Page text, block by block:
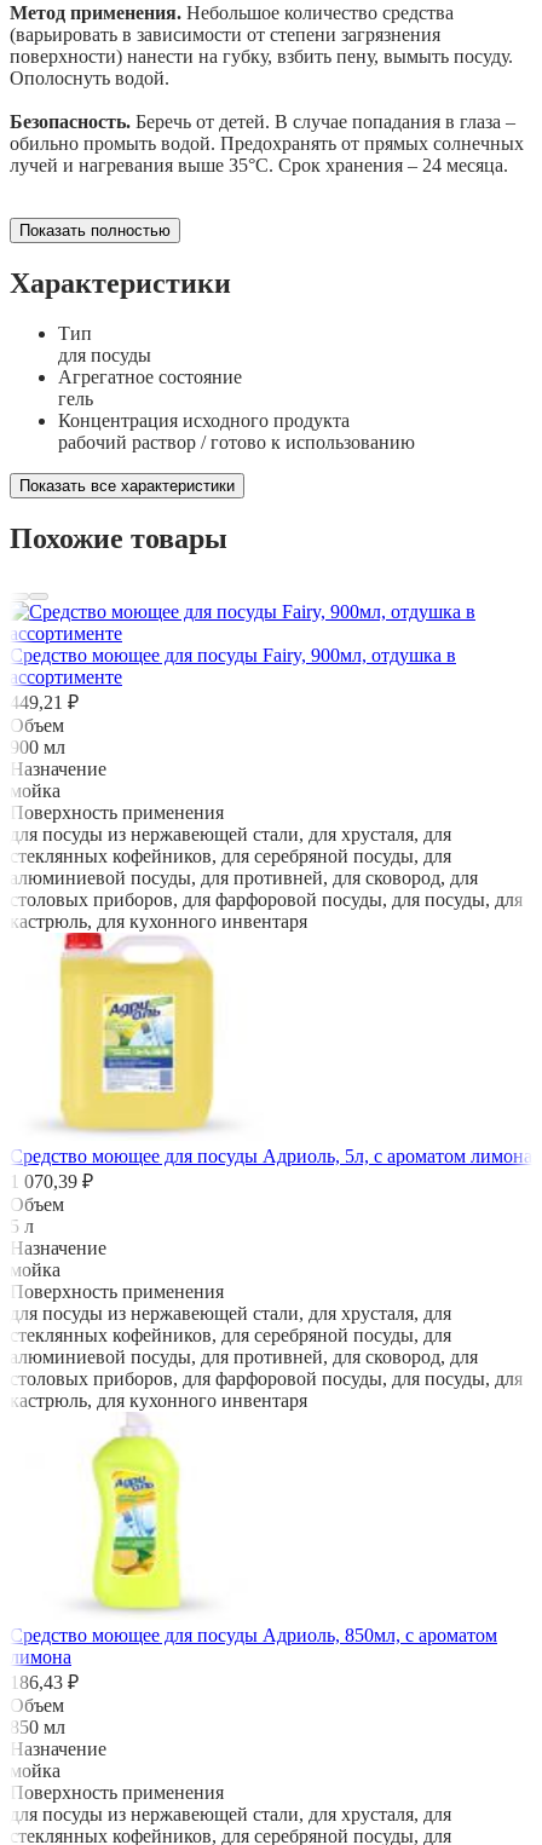
Метод применения. Небольшое количество средства
(варьировать в зависимости от степени загрязнения
поверхности) нанести на губку, взбить пену, вымыть посуду.
Ополоснуть водой.
Безопасность. Беречь от детей. В случае попадания в глаза –
обильно промыть водой. Предохранять от прямых солнечных
лучей и нагревания выше 35°С. Срок хранения – 24 месяца.
Показать полностью
Характеристики
Тип
для посуды
Агрегатное состояние
гель
Концентрация исходного продукта
рабочий раствор / готово к использованию
Показать все характеристики
Похожие товары
Средство моющее для посуды Fairy, 900мл, отдушка в
ассортименте
449,21 ₽
Объем
900 мл
Назначение
мойка
Поверхность применения
для посуды из нержавеющей стали, для хрусталя, для
стеклянных кофейников, для серебряной посуды, для
алюминиевой посуды, для противней, для сковород, для
столовых приборов, для фарфоровой посуды, для посуды, для
кастрюль, для кухонного инвентаря
Средство моющее для посуды Адриоль, 5л, с ароматом лимона
1 070,39 ₽
Объем
5 л
Назначение
мойка
Поверхность применения
для посуды из нержавеющей стали, для хрусталя, для
стеклянных кофейников, для серебряной посуды, для
алюминиевой посуды, для противней, для сковород, для
столовых приборов, для фарфоровой посуды, для посуды, для
кастрюль, для кухонного инвентаря
Средство моющее для посуды Адриоль, 850мл, с ароматом
лимона
186,43 ₽
Объем
850 мл
Назначение
мойка
Поверхность применения
для посуды из нержавеющей стали, для хрусталя, для
стеклянных кофейников, для серебряной посуды, для